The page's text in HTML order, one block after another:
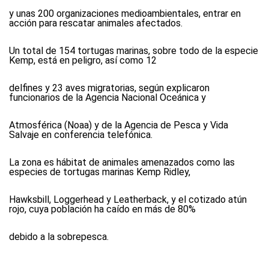
y unas 200 organizaciones medioambientales, entrar en
acción para rescatar animales afectados.
Un total de 154 tortugas marinas, sobre todo de la especie
Kemp, está en peligro, así como 12
delfines y 23 aves migratorias, según explicaron
funcionarios de la Agencia Nacional Oceánica y
Atmosférica (Noaa) y de la Agencia de Pesca y Vida
Salvaje en conferencia telefónica.
La zona es hábitat de animales amenazados como las
especies de tortugas marinas Kemp Ridley,
Hawksbill, Loggerhead y Leatherback, y el cotizado atún
rojo, cuya población ha caído en más de 80%
debido a la sobrepesca.